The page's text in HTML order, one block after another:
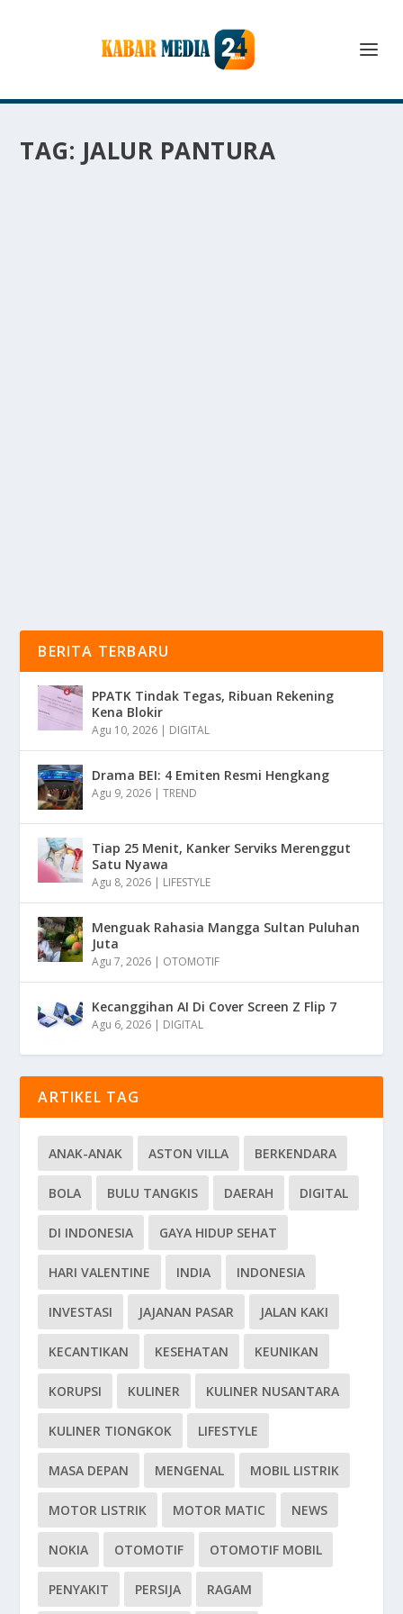
TAG: JALUR PANTURA
BERITA TERBARU
PPATK Tindak Tegas, Ribuan Rekening
Kena Blokir
Agu 10, 2026 | DIGITAL
Drama BEI: 4 Emiten Resmi Hengkang
Agu 9, 2026 |TREND
Tiap 25 Menit, Kanker Serviks Merenggut
Satu Nyawa
Agu 8, 2026 | LIFESTYLE
Menguak Rahasia Mangga Sultan Puluhan
Juta
Agu 7, 2026 | OTOMOTIF
Kecanggihan AI Di Cover Screen Z Flip 7
Agu 6, 2026 | DIGITAL
ARTIKEL TAG
ANAK-ANAK ASTON VILLA BERKENDARA
BOLA BULU TANGKIS DAERAH DIGITAL
DI INDONESIA GAYA HIDUP SEHAT
HARI VALENTINE INDIA INDONESIA
INVESTASI JAJANAN PASAR JALAN KAKI
KECANTIKAN KESEHATAN KEUNIKAN
KORUPSI KULINER KULINER NUSANTARA
KULINER TIONGKOK LIFESTYLE
MASA DEPAN MENGENAL MOBIL LISTRIK
MOTOR LISTRIK MOTOR MATIC NEWS
NOKIA OTOMOTIF OTOMOTIF MOBIL
PENYAKIT PERSIJA RAGAM